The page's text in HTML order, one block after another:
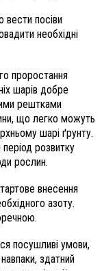
вести посіви
необхідні
проростання
шарів добре
рештками
що легко можуть
шарі ґрунту.
розвитку
рослин.
внесення
азоту.
посушливі умови,
здатний